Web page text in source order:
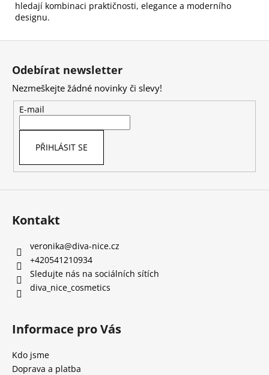
hledají kombinaci praktičnosti, elegance a moderního
designu.
Z
Odebírat newsletter
Nezmeškejte žádné novinky či slevy!
E-mail
PŘIHLÁSIT SE
Kontakt
veronika@diva-nice.cz
+420541210934
Sledujte nás na sociálních sítích
diva_nice_cosmetics
Informace pro Vás
Kdo jsme
Doprava a platba